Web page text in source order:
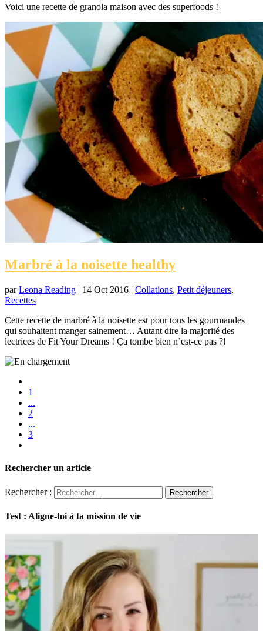
Voici une recette de granola maison avec des superfoods !
Marbré à la noisette healthy
parLeona Reading | 14 Oct 2016 | Collations, Petit déjeuners,
Recettes
Cette recette de marbré à la noisette est pour tous les gourmandes
qui souhaitent manger sainement… Autant dire la majorité des
lectrices de Fit Your Dreams ! Ça tombe bien n’est-ce pas ?!
1
...
2
...
3
Rechercher un article
Rechercher :
Test : Aligne-toi à ta mission de vie